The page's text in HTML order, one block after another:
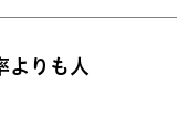
よりも人